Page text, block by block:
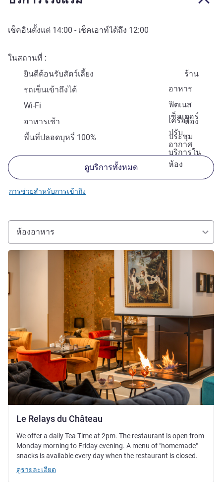
เช็คอินตั้งแต่ 14:00 - เช็คเอาท์ได้ถึง 12:00
ในสถานที่
ยินดีต้อนรับสัตว์เลี้ยง
ร้าน
อาหาร
รถเข็นเข้าถึงได้
ฟิตเนส
เซ็นเตอร์
Wi-Fi
เครื่อง
ปรับ
อากาศ
อาหารเช้า
ห้อง
ประชุม
พื้นที่ปลอดบุหรี่ 100%
บริการใน
ห้อง
ดูบริการทั้งหมด
การช่วยสำหรับการเข้าถึง
ห้องอาหาร
Le Relays du Château
ดูรายละเอียด
We offer a daily Tea Time at 2pm. The restaurant is open from
Monday morning to Friday evening. A menu of "homemade"
snacks is available every day when the restaurant is closed.
ดูรายละเอียด